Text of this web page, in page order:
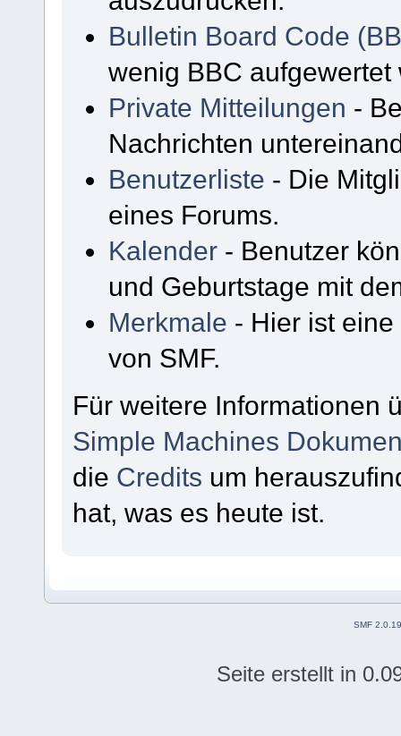
Bulletin Board Code
wenig BBC aufgewertet
Private Mitteilungen -
Nachrichten
Benutzerliste - Die
eines Forums.
Kalender - Benutzer
und Geburtstage mit
Merkmale - Hier ist
von SMF.
Für weitere Informationen
Simple Machines
die Credits um
hat, was es heute ist.
SMF 2.0.19
Seite erstellt in